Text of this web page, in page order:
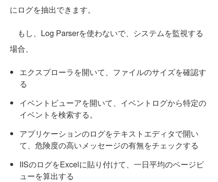
にログを抽出できます。
もし、Log Parserを使わないで、システムを監視する
場合、
エクスプローラを開いて、ファイルのサイズを確認す
る
イベントビューアを開いて、イベントログから特定の
イベントを検索する。
アプリケーションのログをテキストエディタで開い
て、危険度の高いメッセージの有無をチェックする
IISのログをExcelに貼り付けて、一日平均のページビ
ューを算出する